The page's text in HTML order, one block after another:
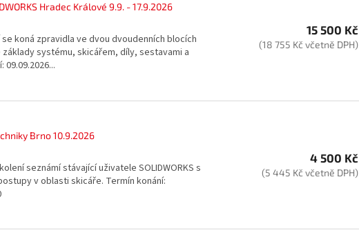
Hradec Králové 9.9. - 17.9.2026
koná zpravidla ve dvou dvoudenních blocích
systému, skicářem, díly, sestavami a
15 500 Kč
(18 755 Kč včetně DPH)
Brno 10.9.2026
seznámí stávající uživatele SOLIDWORKS s
v oblasti skicáře. Termín konání:
4 500 Kč
(5 445 Kč včetně DPH)